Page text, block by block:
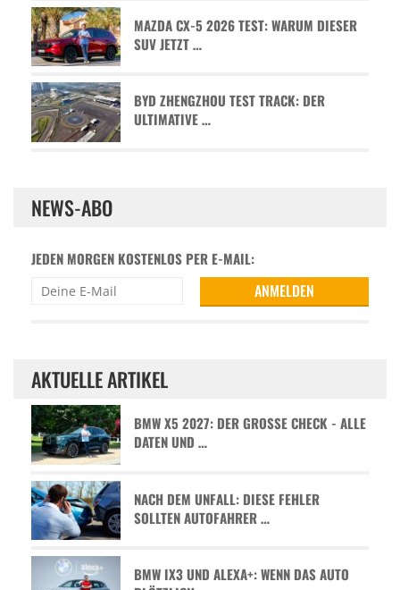
MAZDA CX-5 2026 TEST: WARUM DIESER
SUV JETZT …
BYD ZHENGZHOU TEST TRACK: DER
ULTIMATIVE …
NEWS-ABO
JEDEN MORGEN KOSTENLOS PER E-MAIL:
AKTUELLE ARTIKEL
BMW X5 2027: DER GROSSE CHECK - ALLE D
ATEN UND …
NACH DEM UNFALL: DIESE FEHLER
SOLLTEN AUTOFAHRER …
BMW IX3 UND ALEXA+: WENN DAS AUTO